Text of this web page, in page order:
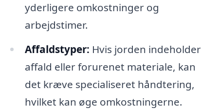
yderligere omkostninger og
arbejdstimer.
Affaldstyper: Hvis jorden indeholder
affald eller forurenet materiale, kan
det kræve specialiseret håndtering,
hvilket kan øge omkostningerne.